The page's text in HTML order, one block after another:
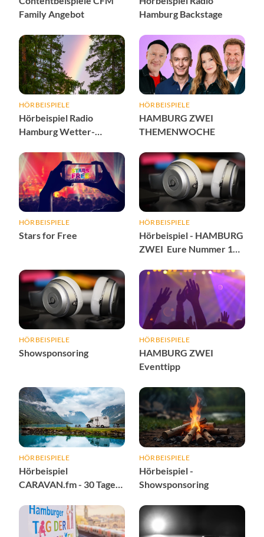
Family Angebot
Hamburg Backstage
HÖRBEISPIELE
Hörbeispiel Radio
Hamburg Wetter-
HÖRBEISPIELE
HAMBURG ZWEI
THEMENWOCHE
HÖRBEISPIELE
Stars for Free
HÖRBEISPIELE
Hörbeispiel - HAMBURG
ZWEI Eure Nummer 1
HÖRBEISPIELE
Showsponsoring
HÖRBEISPIELE
HAMBURG ZWEI
Eventtipp
HÖRBEISPIELE
Hörbeispiel
CARAVAN.fm - 30 Tage
HÖRBEISPIELE
Hörbeispiel -
Showsponsoring